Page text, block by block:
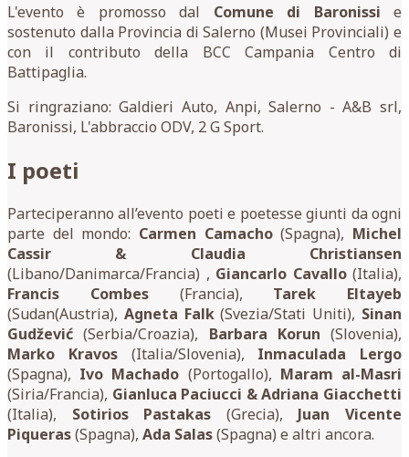
L'evento è promosso dal Comune di Baronissi e
sostenuto dalla Provincia di Salerno (Musei Provinciali) e
con il contributo della BCC Campania Centro di
Battipaglia.
Si ringraziano: Galdieri Auto, Anpi, Salerno - A&B srl,
Baronissi, L'abbraccio ODV, 2 G Sport.
I poeti
Parteciperanno all’evento poeti e poetesse giunti da ogni
parte del mondo: Carmen Camacho(Spagna), Michel
Cassir & Claudia Christiansen
(Libano/Danimarca/Francia) , Giancarlo Cavallo(Italia),
Francis Combes (Francia), Tarek Eltayeb
(Sudan(Austria), Agneta Falk(Svezia/Stati Uniti), Sinan
Gudžević(Serbia/Croazia), Barbara Korun (Slovenia),
Marko Kravos (Italia/Slovenia), Inmaculada Lergo
(Spagna), Ivo Machado (Portogallo), Maram al-Masri
(Siria/Francia), Gianluca Paciucci & Adriana Giacchetti
(Italia), Sotirios Pastakas (Grecia), Juan Vicente
Piqueras(Spagna), Ada Salas(Spagna) e altri ancora.